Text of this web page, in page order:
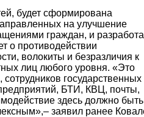
будет сформирована
на улучшение
граждан, и
о противодействии
волокиты и безразличия к
лиц любого уровня. «Это
сотрудников государственных
БТИ, КВЦ, почты,
здесь должно быть
заявил ранее